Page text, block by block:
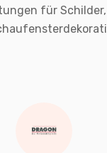
für